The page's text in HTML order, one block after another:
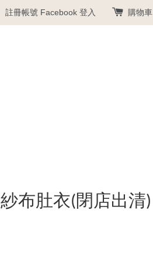
註冊帳號 Facebook 登入 購物車
布肚衣(閉店出清)